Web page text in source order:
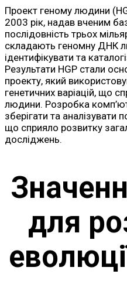
Проект геному людини
2003 рік, надав вченим
послідовність трьох
складають геномну ДНК
ідентифікувати та
Результати HGP стали
проекту, який
генетичних варіацій, що
людини. Розробка
зберігати та аналізувати
що сприяло розвитку
досліджень.
для